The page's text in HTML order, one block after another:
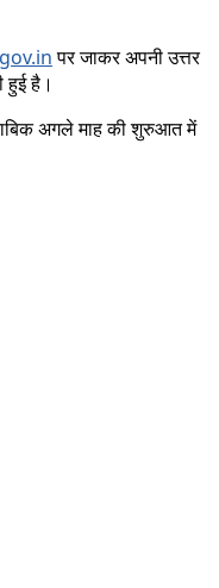
पर जाकर अपनी उत्तर
है।
अगले माह की शुरुआत में